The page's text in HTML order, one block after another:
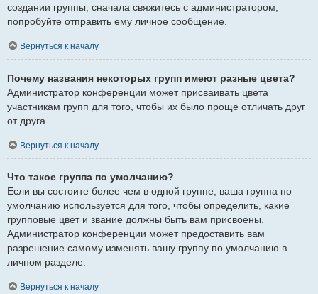
создании группы, сначала свяжитесь с администратором;
попробуйте отправить ему личное сообщение.
Вернуться к началу
Почему названия некоторых групп имеют разные цвета?
Администратор конференции может присваивать цвета
участникам групп для того, чтобы их было проще отличать друг
от друга.
Вернуться к началу
Что такое группа по умолчанию?
Если вы состоите более чем в одной группе, ваша группа по
умолчанию используется для того, чтобы определить, какие
групповые цвет и звание должны быть вам присвоены.
Администратор конференции может предоставить вам
разрешение самому изменять вашу группу по умолчанию в
личном разделе.
Вернуться к началу